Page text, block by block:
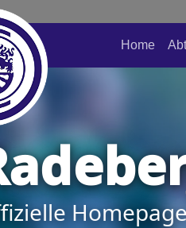
Home